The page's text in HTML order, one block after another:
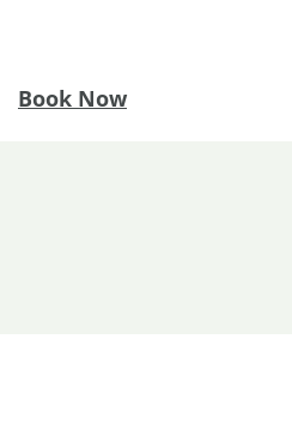
Book Now